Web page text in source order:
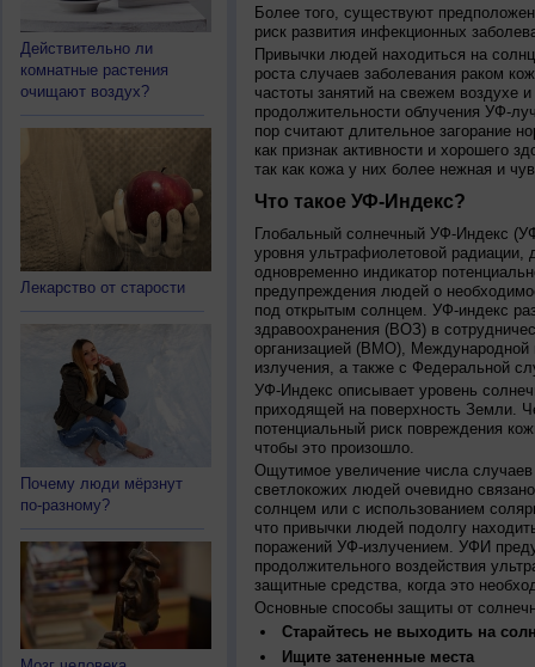
Действительно ли
комнатные растения
очищают воздух?
Лекарство от старости
Почему люди мёрзнут
по-разному?
Более того, существуют
риск развития инфекционных
Привычки людей находиться на
роста случаев заболевания раком
частоты занятий на свежем воздухе
продолжительности облучения УФ-
пор считают длительное загорание
как признак активности и хорошего
так как кожа у них более нежная и
Что такое УФ-Индекс?
Глобальный солнечный УФ-Индекс
уровня ультрафиолетовой
одновременно индикатор
предупреждения людей о
под открытым солнцем. УФ-индекс
здравоохранения (ВОЗ) в
организацией (ВМО), Международной
излучения, а также с Федеральной
УФ-Индекс описывает уровень
приходящей на поверхность Земли.
потенциальный риск повреждения
чтобы это произошло.
Ощутимое увеличение числа
светлокожих людей очевидно
солнцем или с использованием
что привычки людей подолгу
поражений УФ-излучением. УФИ
продолжительного воздействия
защитные средства, когда это
Основные способы защиты от
Старайтесь не выходить на
Ищите затененные места